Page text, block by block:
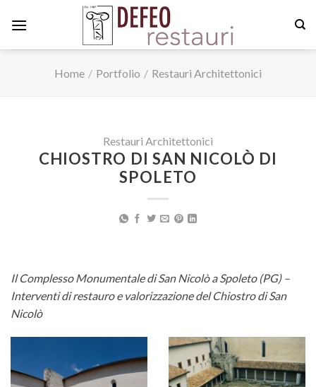
Home / Portfolio / Restauri Architettonici
Restauri Architettonici
CHIOSTRO DI SAN NICOLÒ DI
SPOLETO
Il Complesso Monumentale di San Nicolò a Spoleto (PG) –
Interventi di restauro e valorizzazione del Chiostro di San
Nicolò